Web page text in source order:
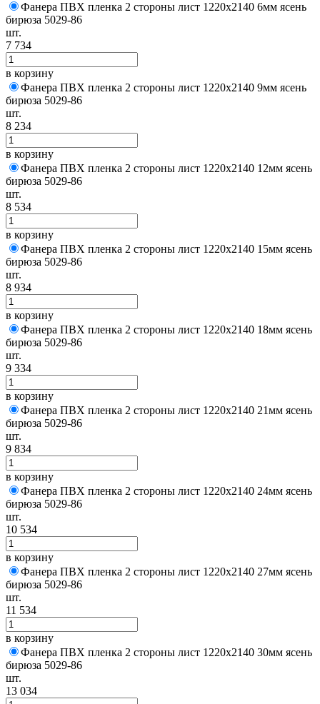
Фанера ПВХ пленка 2 стороны лист 1220х2140 6мм ясень
бирюза 5029-86
шт.
7 734
в корзину
Фанера ПВХ пленка 2 стороны лист 1220х2140 9мм ясень
бирюза 5029-86
шт.
8 234
в корзину
Фанера ПВХ пленка 2 стороны лист 1220х2140 12мм ясень
бирюза 5029-86
шт.
8 534
в корзину
Фанера ПВХ пленка 2 стороны лист 1220х2140 15мм ясень
бирюза 5029-86
шт.
8 934
в корзину
Фанера ПВХ пленка 2 стороны лист 1220х2140 18мм ясень
бирюза 5029-86
шт.
9 334
в корзину
Фанера ПВХ пленка 2 стороны лист 1220х2140 21мм ясень
бирюза 5029-86
шт.
9 834
в корзину
Фанера ПВХ пленка 2 стороны лист 1220х2140 24мм ясень
бирюза 5029-86
шт.
10 534
в корзину
Фанера ПВХ пленка 2 стороны лист 1220х2140 27мм ясень
бирюза 5029-86
шт.
11 534
в корзину
Фанера ПВХ пленка 2 стороны лист 1220х2140 30мм ясень
бирюза 5029-86
шт.
13 034